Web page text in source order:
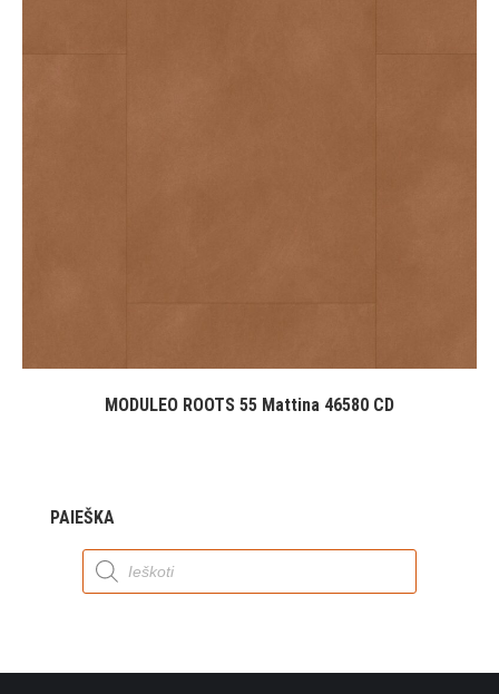
MODULEO ROOTS 55 Mattina 46580 CD
PAIEŠKA
Products
search